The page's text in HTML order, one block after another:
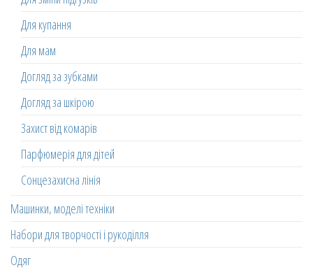
Для купання
Для мам
Догляд за зубками
Догляд за шкірою
Захист від комарів
Парфюмерія для дітей
Сонцезахисна лінія
Машинки, моделі техніки
Набори для творчості і рукоділля
Одяг